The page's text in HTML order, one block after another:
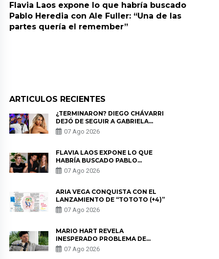
Flavia Laos expone lo que habría buscado
Pablo Heredia con Ale Fuller: “Una de las
partes quería el remember”
ARTICULOS RECIENTES
¿TERMINARON? DIEGO CHÁVARRI
DEJÓ DE SEGUIR A GABRIELA
HERRERA Y ANUNCIA SU SALIDA
DE PÓDCAST
07 Ago 2026
FLAVIA LAOS EXPONE LO QUE
HABRÍA BUSCADO PABLO
HEREDIA CON ALE FULLER: “UNA
DE LAS PARTES QUERÍA EL
07 Ago 2026
ARIA VEGA CONQUISTA CON EL
LANZAMIENTO DE “TOTOTO (+4)”
07 Ago 2026
MARIO HART REVELA
INESPERADO PROBLEMA DE
SALUD ANTES DE SEPARARSE DE
KORINA: “ME ENCONTRARON UN
07 Ago 2026